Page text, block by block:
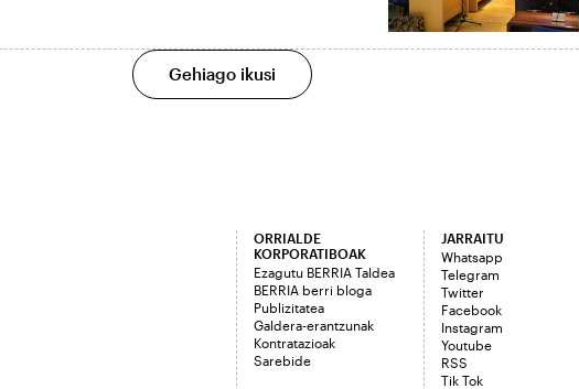
Gehiago ikusi
ORRIALDE
KORPORATIBOAK
Ezagutu BERRIA Taldea
BERRIA berri bloga
Publizitatea
Galdera-erantzunak
Kontratazioak
Sarebide
JARRAITU
Whatsapp
Telegram
Twitter
Facebook
Instagram
Youtube
RSS
Tik Tok